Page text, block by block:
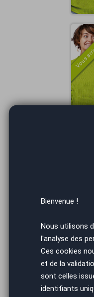
Vous
Vous
Bienvenue !
Nous utilisons
l'analyse des
Ces cookies
et de la
sont celles
identifiants